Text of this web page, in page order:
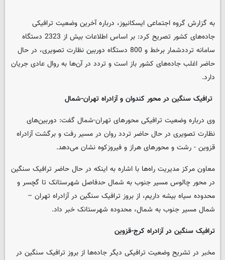
به گزارش گروه اجتماعی ایسکانیوز، درباره آخرین وضعیت ترافیکی
جاده‌های کشور تصریح کرد: بر اساس اطلاعات بیش از 2323 دستگاه
سامانه ترددشمار برخط‌ و 800 دستگاه دوربین نظارت تصویری، در حال
حاضر اغلب جاده‌های کشور باز است و تردد در آن‌ها به روال عادی جریان
دارد.
‌ترافیک سنگین در محور کندوان و آزادراه تهران-شمال
وی درباره وضعیت ترافیکی محورهای تهران-شمال‌ گفت: دوربین‌های
نظارت تصویری در حال حاضر تردد روان در مسیر رفت و برگشت‌ آزادراه
قزوین - رشت‌ و محورهای هراز و فیروزکوه ‌نشان می‌دهد.‌
معاون مرکز مدیریت راه‌ها با اشاره به اینکه در حال حاضر ترافیک سنگین
در محور چالوس مسیر جنوب به شمال‌ حدفاصل شهرستانک تا گچسر و
محدوده سیاه بیشه داریم، از بروز ترافیک سنگین در آزادراه تهران –
شمال مسیر جنوب به شمال، محدوده شهرستانک خبر داد.
ترافیک سنگین در آزادراه کرج-قزوین
مخبر در تشریح وضعیت ترافیکی دیگر جاده‌ها از بروز ترافیک سنگین در